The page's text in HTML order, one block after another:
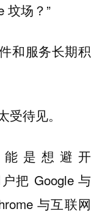
坟场？”
和服务长期积
受待见。
能是想避开
把 Google 与
与互联网